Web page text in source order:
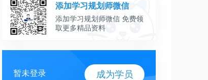
添加学习规划师微信
添加学习规划师微信 免费领
取更多精品资料
暂未登录 成为学员